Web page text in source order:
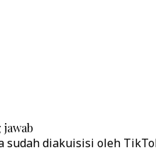
diakuisisi oleh